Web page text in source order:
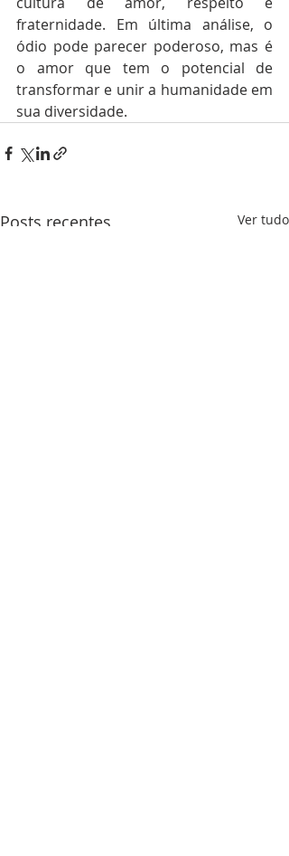
fraternidade. Em última análise, o
ódio pode parecer poderoso, mas é
o amor que tem o potencial de
transformar e unir a humanidade em
sua diversidade.
Posts recentes Ver tudo